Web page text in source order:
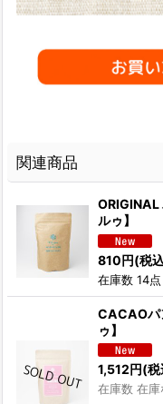
関連商品
ルゥ】
810円(税
在庫数 14点
CACAOパ
ゥ】
1,512円(税
在庫数 在庫